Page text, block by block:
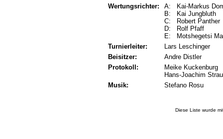
Wertungsrichter:
A: Kai-Markus
B: Kai Jungbluth
C: Robert Panther
D: Rolf Pfaff
E: Motshegetsi
Turnierleiter:
Lars Leschinger
Beisitzer:
Andre Distler
Protokoll:
Meike Kuckenburg
Hans-Joachim
Musik:
Stefano Rosu
Diese Liste wurde